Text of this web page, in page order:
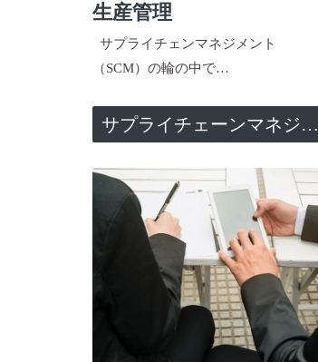
生産管理
サプライチェンマネジメント
（SCM）の輪の中で…
サプライチェーンマネジメント